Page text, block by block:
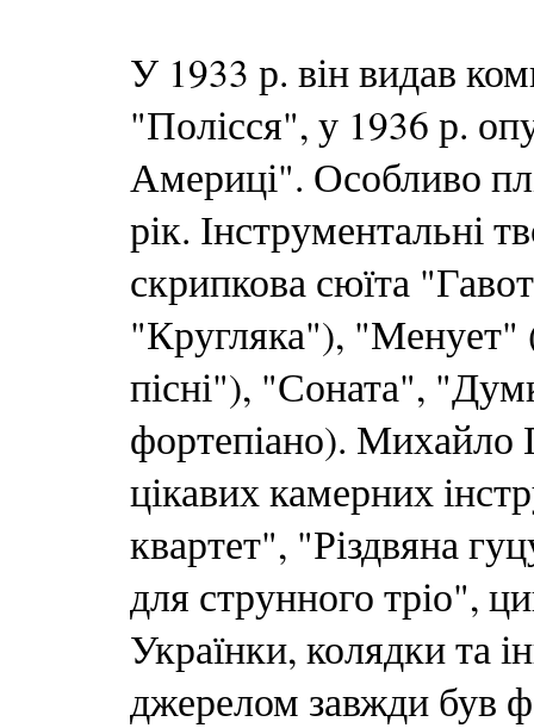
У 1933 р. він видав
"Полісся", у 1936 р.
Америці". Особливо
рік. Інструментальні
скрипкова сюїта
"Кругляка"), "Менует"
пісні"), "Соната",
фортепіано). Михайло
цікавих камерних
квартет", "Різдвяна
для струнного тріо",
Українки, колядки та
джерелом завжди був